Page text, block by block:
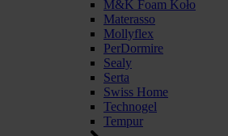
M&K Foam Koło
Materasso
Mollyflex
PerDormire
Sealy
Serta
Swiss Home
Technogel
Tempur